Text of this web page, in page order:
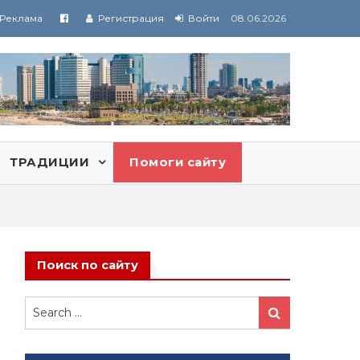
Реклама Регистрация Войти 08.06.2026
ТРАДИЦИИ Помоги сайту
Поиск по сайту
Search
for:
Search